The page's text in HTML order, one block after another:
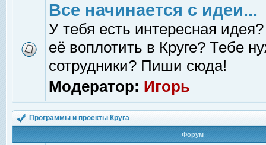
Все начинается с идеи...
У тебя есть интересная
её воплотить в Круге? Тебе
сотрудники? Пиши сюда!
Модератор: Игорь
Программы и проекты Круга
Форум